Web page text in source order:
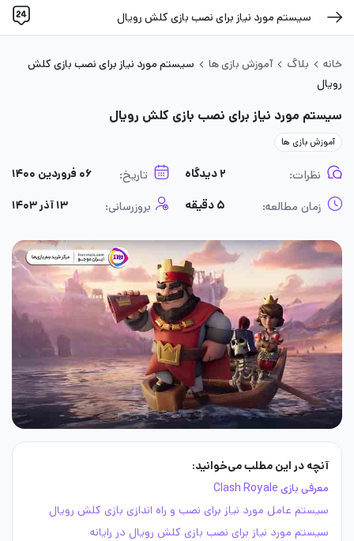
سیستم مورد نیاز برای نصب بازی کلش رویال
خانه بلاگ آموزش بازی ها
سیستم مورد نیاز برای نصب بازی کلش
رویال
سیستم مورد نیاز برای نصب بازی کلش رویال
آموزش بازی ها
نظرات: ۲ دیدگاه تاریخ: ۰۶ فروردین ۱۴۰۰
زمان مطالعه: ۵ دقیقه بروزرسانی: ۱۳ آذر ۱۴۰۳
آنچه در این مطلب می‌خوانید:
معرفی بازی Clash Royale
سیستم عامل مورد نیاز برای نصب و راه اندازی بازی کلش رویال
سیستم مورد نیاز برای نصب بازی کلش رویال در رایانه